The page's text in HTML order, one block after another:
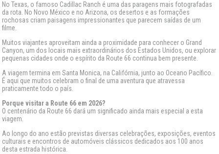
No Texas, o famoso Cadillac Ranch é uma das paragens mais fotografadas
da rota. No Novo México e no Arizona, os desertos e as formações
rochosas criam paisagens impressionantes que parecem saídas de um
filme.
Muitos viajantes aproveitam ainda a proximidade para conhecer o Grand
Canyon, um dos locais mais extraordinários dos Estados Unidos, ou explorar
pequenas cidades onde o espírito da Route 66 continua bem presente.
A viagem termina em Santa Monica, na Califórnia, junto ao Oceano Pacífico.
É aqui que muitos celebram o final de uma aventura que atravessa
praticamente todo o país.
Porque visitar a Route 66 em 2026?
O centenário da Route 66 dará um significado ainda mais especial a esta
viagem.
Ao longo do ano estão previstas diversas celebrações, exposições, eventos
culturais e encontros de automóveis clássicos dedicados aos 100 anos
desta estrada histórica.